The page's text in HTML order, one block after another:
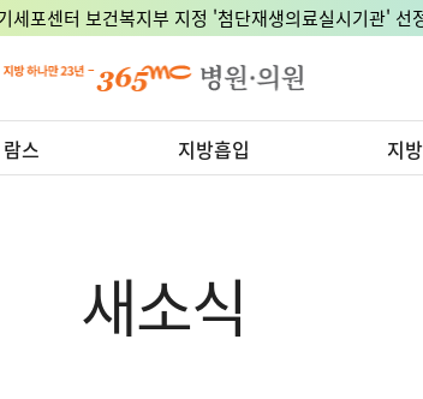
세포센터 보건복지부 지정 '첨단재생의료실시기관' 선
람스 지방흡입 지
새소식